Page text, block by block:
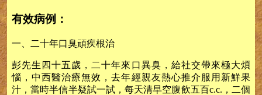
有效病例：
一、二十年口臭頑疾根治
彭先生四十五歲，二十年來口異臭，給社交帶來極大煩
惱，中西醫治療無效，去年經親友熱心推介服用新鮮果
汁，當時半信半疑試一試，每天清早空腹飲五百c.c.，二個